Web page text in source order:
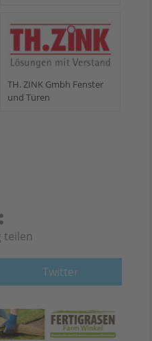
teilen
Twitter
TH. ZINK Gmbh Fenster
und Türen